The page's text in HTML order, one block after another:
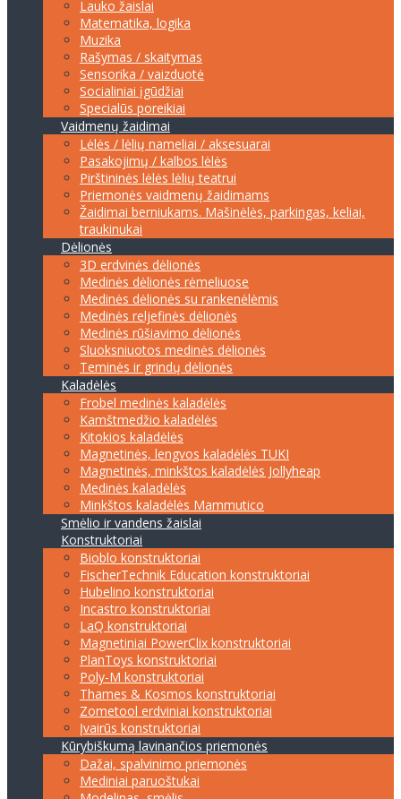
Lauko žaislai
Matematika, logika
Muzika
Rašymas / skaitymas
Sensorika / vaizduotė
Socialiniai įgūdžiai
Specialūs poreikiai
Vaidmenų žaidimai
Lėlės / lėlių nameliai / aksesuarai
Pasakojimų / kalbos lėlės
Pirštininės lėlės lėlių teatrui
Priemonės vaidmenų žaidimams
Žaidimai berniukams. Mašinėlės, parkingas, keliai,
traukinukai
Dėlionės
3D erdvinės dėlionės
Medinės dėlionės rėmeliuose
Medinės dėlionės su rankenėlėmis
Medinės reljefinės dėlionės
Medinės rūšiavimo dėlionės
Sluoksniuotos medinės dėlionės
Teminės ir grindų dėlionės
Kaladėlės
Frobel medinės kaladėlės
Kamštmedžio kaladėlės
Kitokios kaladėlės
Magnetinės, lengvos kaladėlės TUKI
Magnetinės, minkštos kaladėlės Jollyheap
Medinės kaladėlės
Minkštos kaladėlės Mammutico
Smėlio ir vandens žaislai
Konstruktoriai
Bioblo konstruktoriai
FischerTechnik Education konstruktoriai
Hubelino konstruktoriai
Incastro konstruktoriai
LaQ konstruktoriai
Magnetiniai PowerClix konstruktoriai
PlanToys konstruktoriai
Poly-M konstruktoriai
Thames & Kosmos konstruktoriai
Zometool erdviniai konstruktoriai
Įvairūs konstruktoriai
Kūrybiškumą lavinančios priemonės
Dažai, spalvinimo priemonės
Mediniai paruoštukai